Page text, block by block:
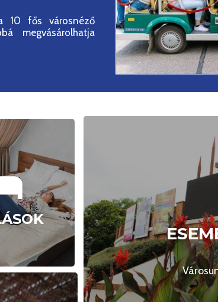
10 fős városnéző
megvásárolhatja
listája
Önt is